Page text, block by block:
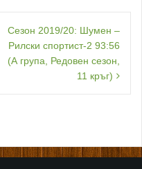
Сезон 2019/20: Шумен –
Рилски спортист-2 93:56
(А група, Редовен сезон,
11 кръг)